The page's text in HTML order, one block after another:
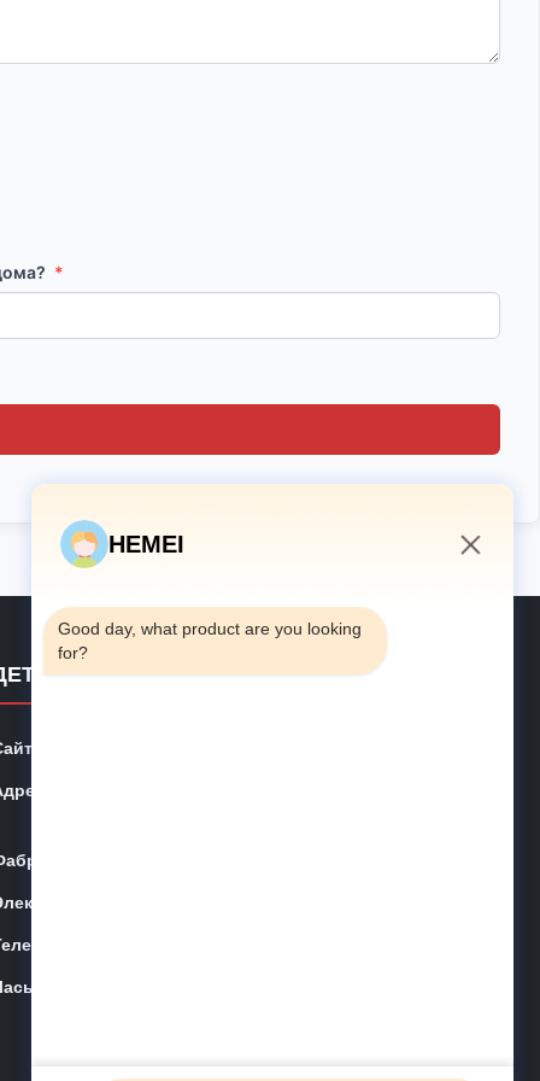
*
КОНТАКТА
почта:
HEMEI
Good day, what product are you looking
for?